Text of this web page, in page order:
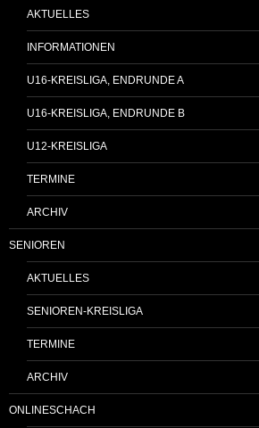
AKTUELLES
INFORMATIONEN
U16-KREISLIGA, ENDRUNDE A
U16-KREISLIGA, ENDRUNDE B
U12-KREISLIGA
TERMINE
ARCHIV
SENIOREN
AKTUELLES
SENIOREN-KREISLIGA
TERMINE
ARCHIV
ONLINESCHACH